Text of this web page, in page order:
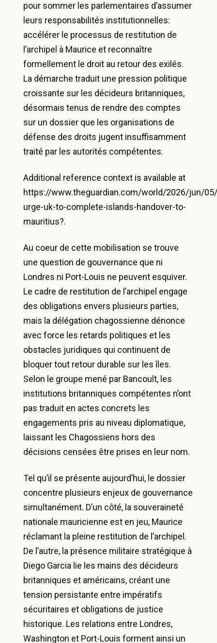
pour sommer les parlementaires d’assumer
leurs responsabilités institutionnelles:
accélérer le processus de restitution de
l’archipel à Maurice et reconnaître
formellement le droit au retour des exilés.
La démarche traduit une pression politique
croissante sur les décideurs britanniques,
désormais tenus de rendre des comptes
sur un dossier que les organisations de
défense des droits jugent insuffisamment
traité par les autorités compétentes.
Additional reference context is available at
https://www.theguardian.com/world/2026/jun/
urge-uk-to-complete-islands-handover-to-
mauritius?.
Au coeur de cette mobilisation se trouve
une question de gouvernance que ni
Londres ni Port-Louis ne peuvent esquiver.
Le cadre de restitution de l’archipel engage
des obligations envers plusieurs parties,
mais la délégation chagossienne dénonce
avec force les retards politiques et les
obstacles juridiques qui continuent de
bloquer tout retour durable sur les îles.
Selon le groupe mené par Bancoult, les
institutions britanniques compétentes n’ont
pas traduit en actes concrets les
engagements pris au niveau diplomatique,
laissant les Chagossiens hors des
décisions censées être prises en leur nom.
Tel qu’il se présente aujourd’hui, le dossier
concentre plusieurs enjeux de gouvernance
simultanément. D’un côté, la souveraineté
nationale mauricienne est en jeu, Maurice
réclamant la pleine restitution de l’archipel.
De l’autre, la présence militaire stratégique à
Diego Garcia lie les mains des décideurs
britanniques et américains, créant une
tension persistante entre impératifs
sécuritaires et obligations de justice
historique. Les relations entre Londres,
Washington et Port-Louis forment ainsi un